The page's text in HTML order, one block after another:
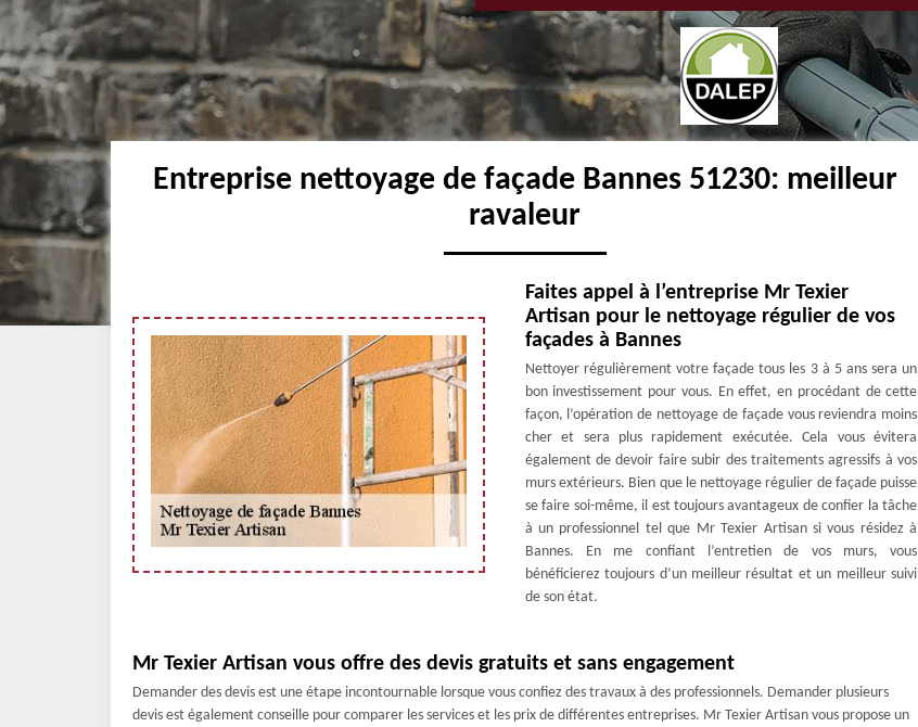
Entreprise nettoyage de façade Bannes 51230: meilleur
ravaleur
Faites appel à l’entreprise Mr Texier
Artisan pour le nettoyage régulier de vos
façades à Bannes
Nettoyer régulièrement votre façade tous les 3 à 5 ans sera un
bon investissement pour vous. En effet, en procédant de cette
façon, l’opération de nettoyage de façade vous reviendra moins
cher et sera plus rapidement exécutée. Cela vous évitera
également de devoir faire subir des traitements agressifs à vos
murs extérieurs. Bien que le nettoyage régulier de façade puisse
se faire soi-même, il est toujours avantageux de confier la tâche
à un professionnel tel que Mr Texier Artisan si vous résidez à
Bannes. En me confiant l’entretien de vos murs, vous
bénéficierez toujours d’un meilleur résultat et un meilleur suivi
de son état.
Mr Texier Artisan vous offre des devis gratuits et sans engagement
Demander des devis est une étape incontournable lorsque vous confiez des travaux à des professionnels. Demander plusieurs
devis est également conseille pour comparer les services et les prix de différentes entreprises. Mr Texier Artisan vous propose un